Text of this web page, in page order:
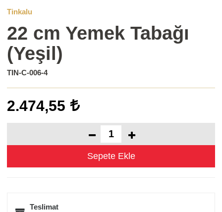
Tinkalu
22 cm Yemek Tabağı
(Yeşil)
TIN-C-006-4
2.474,55
Teslimat